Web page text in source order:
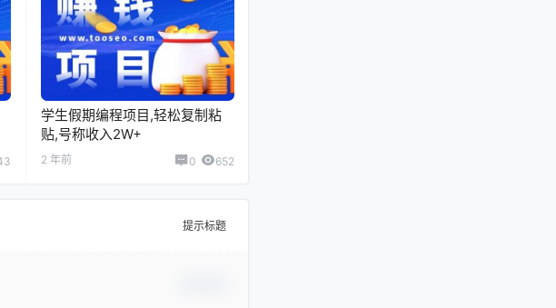
学生假期编程项目,轻松复制粘
贴,号称收入2W+
2 年前 0 652
提示标题